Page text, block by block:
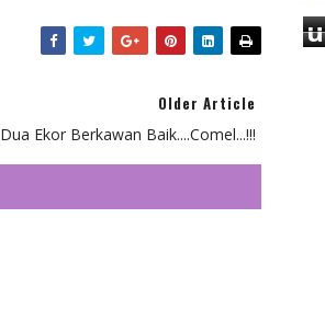
Older Article
Dua Ekor Berkawan Baik....Comel...!!!
u